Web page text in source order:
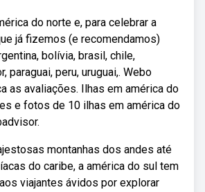
do norte e, para celebrar a
já fizemos (e recomendamos)
bolívia, brasil, chile,
paraguai, peru, uruguai,. Webo
as avaliações. Ilhas em américa do
e fotos de 10 ilhas em américa do
montanhas dos andes até
do caribe, a américa do sul tem
viajantes ávidos por explorar